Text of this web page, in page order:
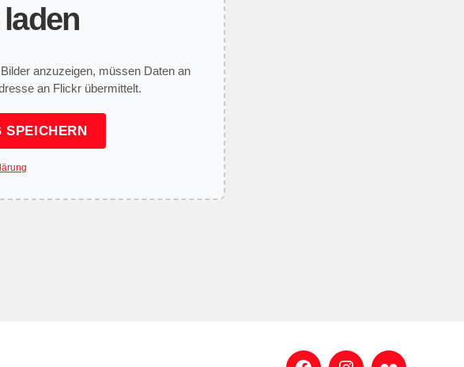
anzuzeigen, müssen Daten an
an Flickr übermittelt.
SPEICHERN